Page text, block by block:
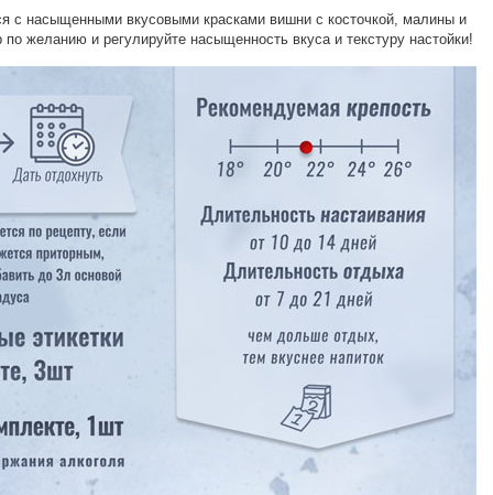
с насыщенными вкусовыми красками вишни с косточкой, малины и
желанию и регулируйте насыщенность вкуса и текстуру настойки!